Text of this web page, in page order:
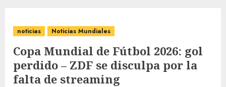
noticias Noticias Mundiales
Copa Mundial de Fútbol 2026: gol
perdido – ZDF se disculpa por la
falta de streaming